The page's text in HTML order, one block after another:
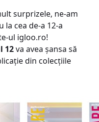
surprizele, ne-am
cea de-a 12-a
ul igloo.ro!
12va avea şansa să
din colecţiile